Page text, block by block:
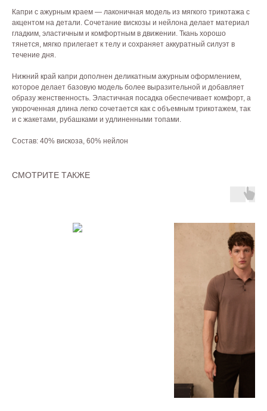
Капри с ажурным краем — лаконичная модель из мягкого трикотажа с
акцентом на детали. Сочетание вискозы и нейлона делает материал
гладким, эластичным и комфортным в движении. Ткань хорошо
тянется, мягко прилегает к телу и сохраняет аккуратный силуэт в
течение дня.
Нижний край капри дополнен деликатным ажурным оформлением,
которое делает базовую модель более выразительной и добавляет
образу женственность. Эластичная посадка обеспечивает комфорт, а
укороченная длина легко сочетается как с объемным трикотажем, так
и с жакетами, рубашками и удлиненными топами.
Состав: 40% вискоза, 60% нейлон
СМОТРИТЕ ТАКЖЕ